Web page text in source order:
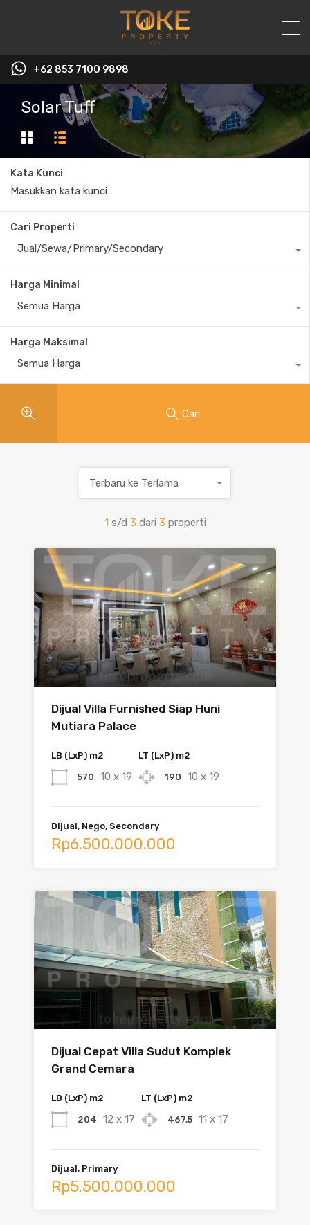
+62 853 7100 9898‬
Solar Tuff
Kata Kunci
Cari Properti
Jual/Sewa/Primary/Secondary
Harga Minimal
Semua Harga
Harga Maksimal
Semua Harga
Cari
1 s/d 3 dari 3 properti
Terbaru ke Terlama
Dijual Villa Furnished Siap Huni
Mutiara Palace
LB (LxP) m2
570 10 x 19
LT (LxP) m2
190 10 x 19
Dijual, Nego, Secondary
Rp6.500.000.000
Dijual Cepat Villa Sudut Komplek
Grand Cemara
LB (LxP) m2
204 12 x 17
LT (LxP) m2
467,5 11 x 17
Dijual, Primary
Rp5.500.000.000